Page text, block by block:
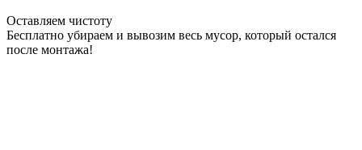
Оставляем чистоту
Бесплатно убираем и вывозим весь мусор, который остался
после монтажа!